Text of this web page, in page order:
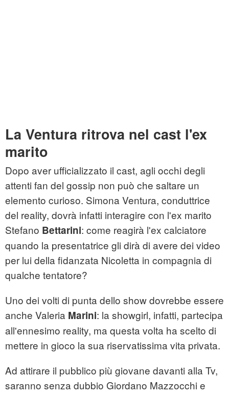
La Ventura ritrova nel cast l'ex
marito
Dopo aver ufficializzato il cast, agli occhi degli
attenti fan del gossip non può che saltare un
elemento curioso. Simona Ventura, conduttrice
del reality, dovrà infatti interagire con l'ex marito
Stefano Bettarini: come reagirà l'ex calciatore
quando la presentatrice gli dirà di avere dei video
per lui della fidanzata Nicoletta in compagnia di
qualche tentatore?
Uno dei volti di punta dello show dovrebbe essere
anche Valeria Marini: la showgirl, infatti, partecipa
all'ennesimo reality, ma questa volta ha scelto di
mettere in gioco la sua riservatissima vita privata.
Ad attirare il pubblico più giovane davanti alla Tv,
saranno senza dubbio Giordano Mazzocchi e